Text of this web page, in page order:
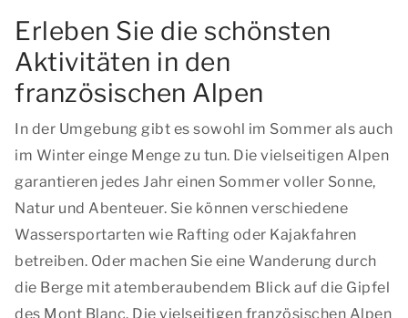
Erleben Sie die schönsten
Aktivitäten in den
französischen Alpen
In der Umgebung gibt es sowohl im Sommer als auch
im Winter einge Menge zu tun. Die vielseitigen Alpen
garantieren jedes Jahr einen Sommer voller Sonne,
Natur und Abenteuer. Sie können verschiedene
Wassersportarten wie Rafting oder Kajakfahren
betreiben. Oder machen Sie eine Wanderung durch
die Berge mit atemberaubendem Blick auf die Gipfel
des Mont Blanc. Die vielseitigen französischen Alpen